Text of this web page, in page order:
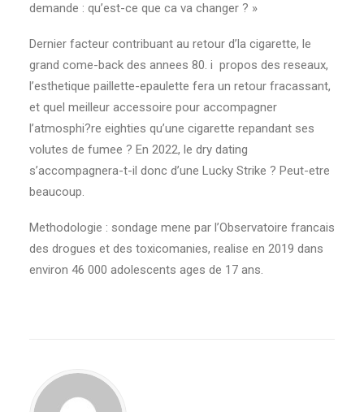
demande : qu’est-ce que ca va changer ? »
Dernier facteur contribuant au retour d’la cigarette, le
grand come-back des annees 80. i propos des reseaux,
l’esthetique paillette-epaulette fera un retour fracassant,
et quel meilleur accessoire pour accompagner
l’atmosphi?re eighties qu’une cigarette repandant ses
volutes de fumee ? En 2022, le dry dating
s’accompagnera-t-il donc d’une Lucky Strike ? Peut-etre
beaucoup.
Methodologie : sondage mene par l’Observatoire francais
des drogues et des toxicomanies, realise en 2019 dans
environ 46 000 adolescents ages de 17 ans.